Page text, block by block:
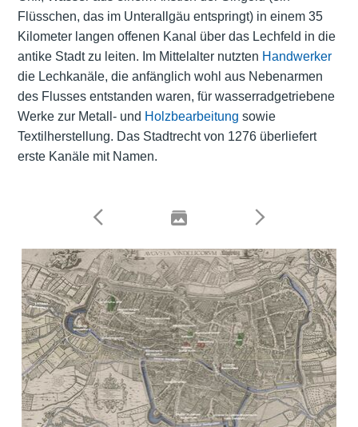
Flüsschen, das im Unterallgäu entspringt) in einem 35
Kilometer langen offenen Kanal über das Lechfeld in die
antike Stadt zu leiten. Im Mittelalter nutzten Handwerker
die Lechkanäle, die anfänglich wohl aus Nebenarmen
des Flusses entstanden waren, für wasserradgetriebene
Werke zur Metall - und Holzbearbeitung sowie
Textilherstellung. Das Stadtrechtvon 1276 überliefert
erste Kanäle mit Namen.